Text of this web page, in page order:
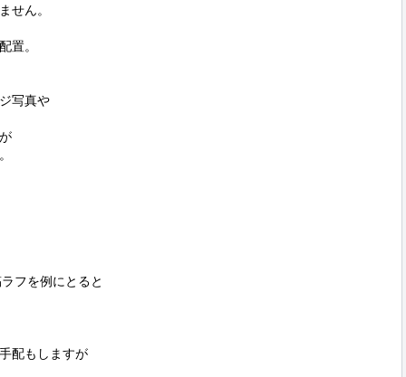
せん。
置。
写真や
フを例にとると
配もしますが